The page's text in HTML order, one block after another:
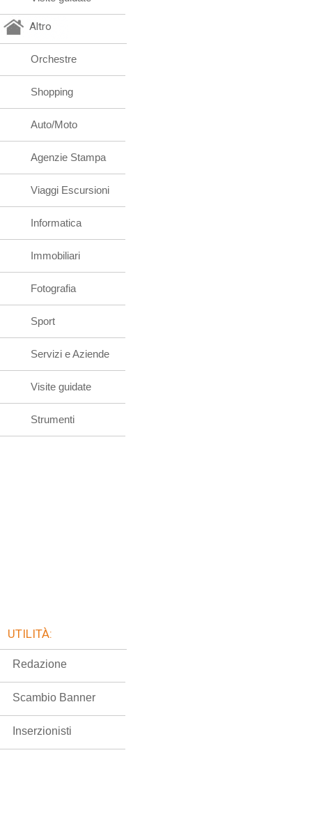
Altro
Orchestre
Shopping
Auto/Moto
Agenzie Stampa
Viaggi Escursioni
Informatica
Immobiliari
Fotografia
Sport
Servizi e Aziende
Visite guidate
Strumenti
UTILITÀ:
Redazione
Scambio Banner
Inserzionisti